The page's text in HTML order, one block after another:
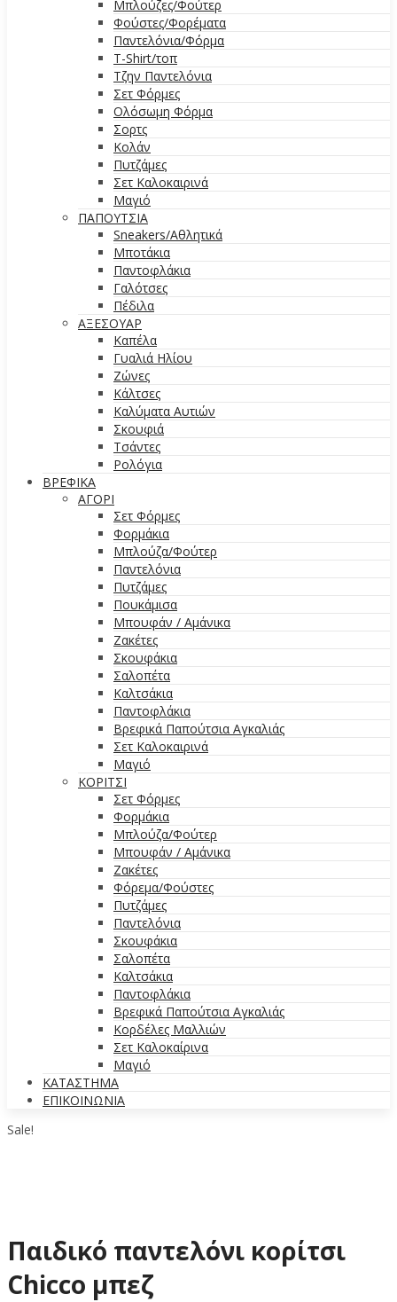
Μπλούζες/Φούτερ
Φούστες/Φορέματα
Παντελόνια/Φόρμα
T-Shirt/τοπ
Τζην Παντελόνια
Σετ Φόρμες
Ολόσωμη Φόρμα
Σορτς
Κολάν
Πυτζάμες
Σετ Καλοκαιρινά
Μαγιό
ΠΑΠΟΥΤΣΙΑ
Sneakers/Αθλητικά
Μποτάκια
Παντοφλάκια
Γαλότσες
Πέδιλα
ΑΞΕΣΟΥΑΡ
Καπέλα
Γυαλιά Ηλίου
Ζώνες
Κάλτσες
Καλύματα Αυτιών
Σκουφιά
Τσάντες
Ρολόγια
ΒΡΕΦΙΚΑ
ΑΓΟΡΙ
Σετ Φόρμες
Φορμάκια
Μπλούζα/Φούτερ
Παντελόνια
Πυτζάμες
Πουκάμισα
Μπουφάν / Αμάνικα
Ζακέτες
Σκουφάκια
Σαλοπέτα
Καλτσάκια
Παντοφλάκια
Βρεφικά Παπούτσια Αγκαλιάς
Σετ Καλοκαιρινά
Μαγιό
ΚΟΡΙΤΣΙ
Σετ Φόρμες
Φορμάκια
Μπλούζα/Φούτερ
Μπουφάν / Αμάνικα
Ζακέτες
Φόρεμα/Φούστες
Πυτζάμες
Παντελόνια
Σκουφάκια
Σαλοπέτα
Καλτσάκια
Παντοφλάκια
Βρεφικά Παπούτσια Αγκαλιάς
Κορδέλες Μαλλιών
Σετ Καλοκαίρινα
Μαγιό
ΚΑΤΑΣΤΗΜΑ
ΕΠΙΚΟΙΝΩΝΙΑ
Sale!
Παιδικό παντελόνι κορίτσι
Chicco μπεζ